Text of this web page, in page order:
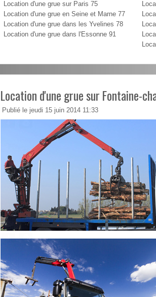
Location d'une grue sur Paris 75
Location d'une grue en Seine et Marne 77
Location d'une grue dans les Yvelines 78
Location d'une grue dans l'Essonne 91
Location d'une grue sur Fontaine-
Publié le jeudi 15 juin 2014 11:33